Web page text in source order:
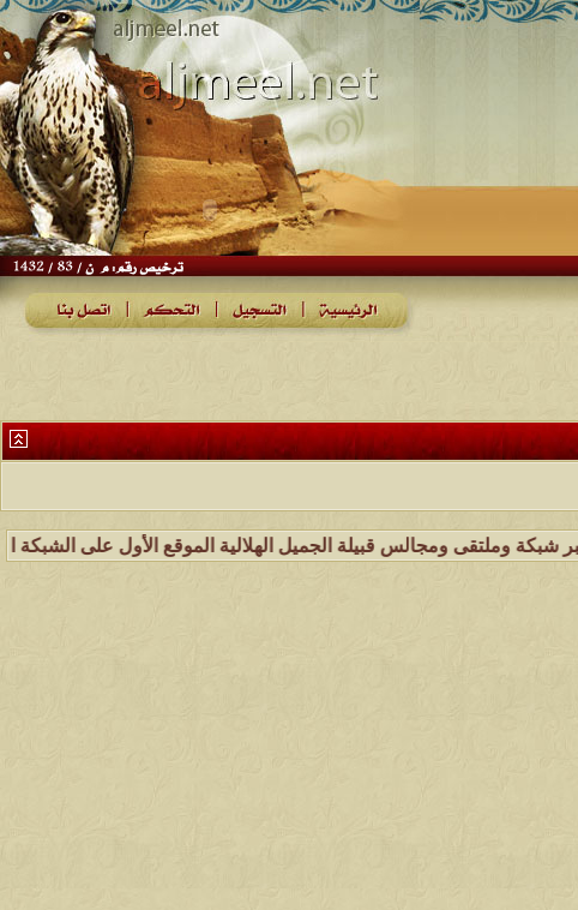
ومجالس قبيلة الجميل الهلالية الموقع الأول على الشبكة العنكبوتية